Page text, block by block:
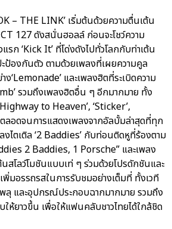
– THE LINK’ เริ่มต้นด้วยความตื่นเต้น
127 ดังสนั่นฮอลล์ ก่อนจะโชว์ความ
รก ‘Kick It’ ที่โด่งดังไปทั่วโลกกับท่าเต้น
องกันตัว ตามด้วยเพลงที่เผยความคูล
ง‘Lemonade’ และเพลงฮิตที่ระเบิดความ
รวมถึงเพลงฮิตอื่น ๆ อีกมากมาย ทั้ง
to Heaven’, ‘Sticker’,
ลอดจนการแสดงเพลงจากอัลบั้มล่าสุดที่ทุก
ไตเติล ‘2 Baddies’ กับท่อนติดหูที่ร้องตาม
2 Baddies, 1 Porsche” และเพลง
สโลว์โมชันแบบเท่ ๆ ร่วมด้วยโปรดักชันและ
พิ่มอรรถรสในการรับชมอย่างเต็มที่ ทั้งเวที
ลุ และอุปกรณ์ประกอบฉากมากมาย รวมถึง
ห้ยาวขึ้น เพื่อให้แฟนคลับชาวไทยได้ใกล้ชิด